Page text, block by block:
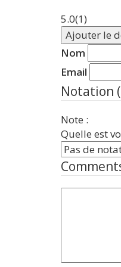
5.0(1)
Ajouter le
Nom
Email
Notation
Note :
Quelle est